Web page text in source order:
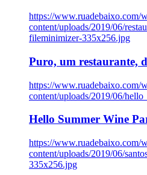
https://www.ruadebaixo.com/
content/uploads/2019/06/
fileminimizer-335x256.jpg
Puro, um restaurante,
https://www.ruadebaixo.com/
content/uploads/2019/06/
Hello Summer Wine
https://www.ruadebaixo.com/
content/uploads/2019/06/
335x256.jpg